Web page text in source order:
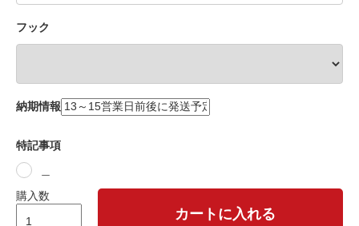
フック
納期情報
特記事項
購入数
カートに入れる